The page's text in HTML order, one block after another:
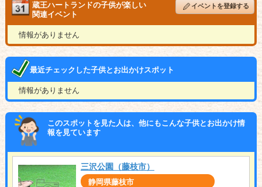
蔵王ハートランドの子供が楽しい
関連イベント
イベントを登録する
情報がありません
最近チェックした子供とお出かけスポット
情報がありません
このスポットを見た人は、他にもこんな子供とお出かけ情
報を見ています
三沢公園（藤枝市）
静岡県藤枝市